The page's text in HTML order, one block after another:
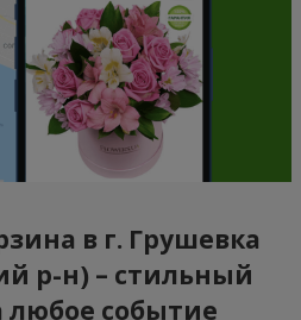
в г. Грушевка
р-н) – стильный
любое событие